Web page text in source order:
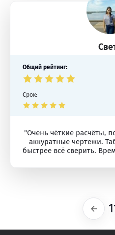
Общий рейтинг:
Срок:
"Очень чёткие расчёты,
аккуратные чертежи.
быстрее всё сверить.